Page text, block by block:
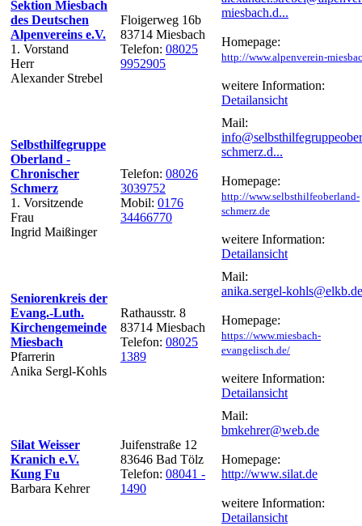
Sektion Miesbach
des Deutschen
Alpenvereins e.V.
1. Vorstand
Herr
Alexander Strebel
Floigerweg 16b
83714 Miesbach
Telefon: 08025
9952905
miesbach.d...
Homepage:
http://www.alpenverein-
weitere Information:
Detailansicht
Selbsthilfegruppe
Oberland -
Chronischer
Schmerz
1. Vorsitzende
Frau
Ingrid Maißinger
Telefon: 08026
3039752
Mobil: 0176
34466770
Mail:
schmerz.d...
Homepage:
http://www.selbsthilfeoberland-
schmerz.de
weitere Information:
Detailansicht
Seniorenkreis der
Evang.-Luth.
Kirchengemeinde
Miesbach
Pfarrerin
Anika Sergl-Kohls
Rathausstr. 8
83714 Miesbach
Telefon: 08025
1389
Mail:
anika.sergel-kohls@elkb.de
Homepage:
https://www.miesbach-
evangelisch.de/
weitere Information:
Detailansicht
Silat Weisser
Kranich e.V.
Kung Fu
Barbara Kehrer
Juifenstraße 12
83646 Bad Tölz
Telefon: 08041 -
1490
Mail:
bmkehrer@web.de
Homepage:
http://www.silat.de
weitere Information:
Detailansicht